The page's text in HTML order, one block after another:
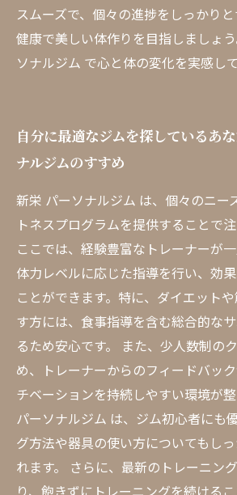
スムーズで、個々の進捗をしっかりと
健康で美しい体作りを目指しましょ
ソナルジム で心と体の変化を実感し
自分に最適なジムを探しているあ
ナルジムのすすめ
新栄 パーソナルジム は、個々のニー
トネスプログラムを提供することで注
ここでは、経験豊富なトレーナーが
体力レベルに応じた指導を行い、効
ことができます。特に、ダイエット
す方には、食事指導を含む総合的な
るため安心です。 また、少人数制の
め、トレーナーからのフィードバッ
チベーションを持続しやすい環境が
パーソナルジム は、ジム初心者にも
グ方法や器具の使い方についてもし
れます。 さらに、最新のトレーニン
り、飽きずにトレーニングを続ける